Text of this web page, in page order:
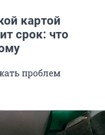
картой
срок: что
проблем